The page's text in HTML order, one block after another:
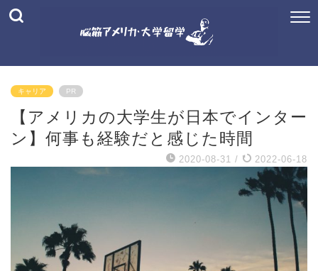
キャリア PR
【アメリカの大学生が日本でインター
ン】何事も経験だと感じた時間
2020-08-31 / 2022-06-18